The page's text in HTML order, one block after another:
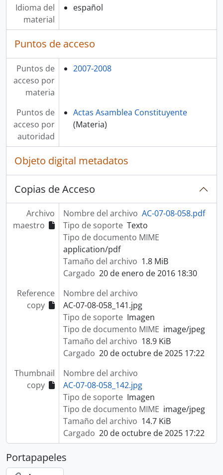
Idioma del
material
español
Puntos de acceso
Puntos de
acceso por
materia
2007-2008
Puntos de
acceso por
autoridad
Actas Asamblea Constituyente
(Materia)
Objeto digital metadatos
Copias de Acceso
Archivo
maestro
Nombre del archivo AC-07-08-058.pdf
Tipo de soporte Texto
Tipo de documento MIME
application/pdf
Tamaño del archivo 1.8 MiB
Cargado 20 de enero de 2016 18:30
Reference
copy
Nombre del archivo
AC-07-08-058_141.jpg
Tipo de soporte Imagen
Tipo de documento MIME image/jpeg
Tamaño del archivo 18.9 KiB
Cargado 20 de octubre de 2025 17:22
Thumbnail
copy
Nombre del archivo
AC-07-08-058_142.jpg
Tipo de soporte Imagen
Tipo de documento MIME image/jpeg
Tamaño del archivo 14.7 KiB
Cargado 20 de octubre de 2025 17:22
Portapapeles